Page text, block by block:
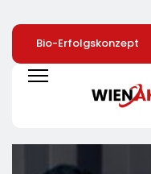
Bio-Erfolgskonzept
Wächst Weiter:
Eröffnung Der 200.
NATURKIND-Welt Bei